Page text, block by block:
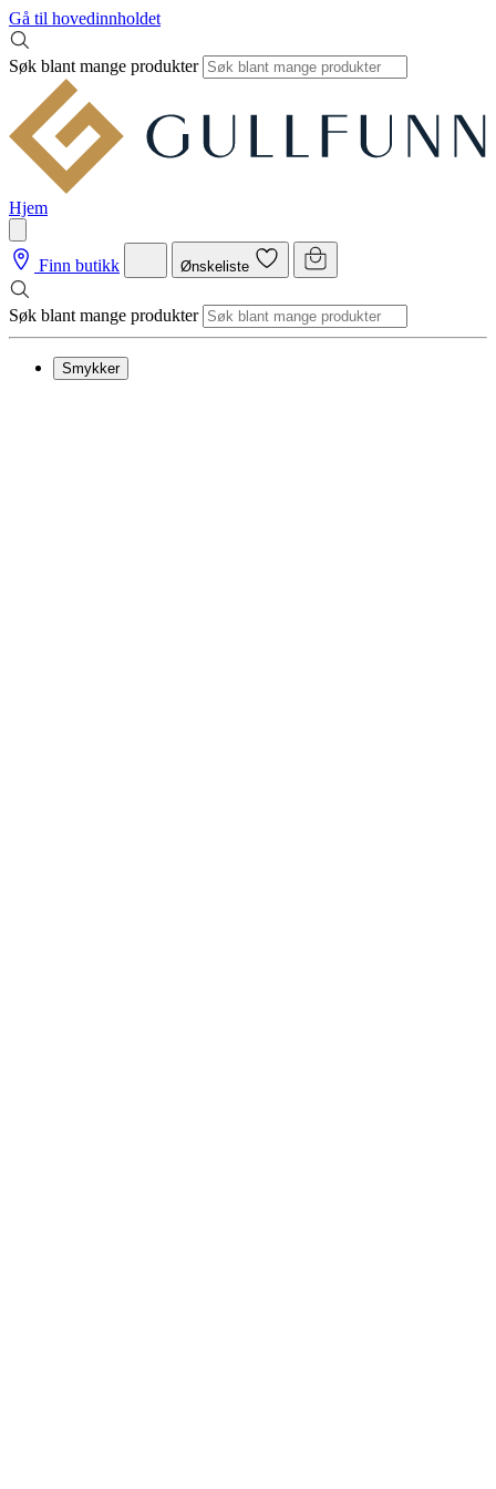
Gå til hovedinnholdet
Søk blant mange produkter
Hjem
Finn butikk Ønskeliste
Søk blant mange produkter
Smykker